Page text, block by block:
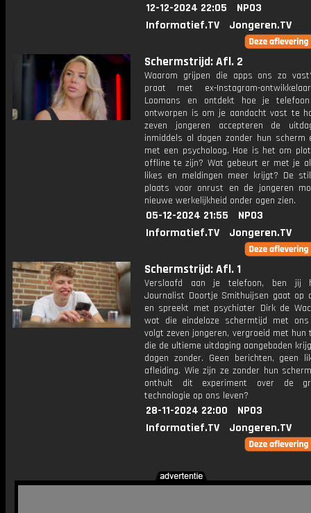
12-12-2024 22:05
NPO3
Informatief.TV
Jongeren.TV
Schermstrijd: Afl. 2
Waarom grijpen die apps ons zo
praat met ex-Instagram-
Loomans en ontdekt hoe je
ontworpen is om je aandacht vast te
zeven jongeren accepteren de
inmiddels al dagen zonder hun scherm
met een psycholoog. Hoe is het om
offline te zijn? Wat gebeurt er met je
likes en meldingen meer krijgt? De
plaats voor onrust en de jongeren
nieuwe werkelijkheid onder ogen zien.
05-12-2024 21:55
NPO3
Informatief.TV
Jongeren.TV
Schermstrijd: Afl. 1
Verslaafd aan je telefoon, ben jij
Journalist Doortje Smithuijsen gaat op
en spreekt met psychiater Dirk de
wat die eindeloze schermtijd met
volgt zeven jongeren, vergroeid met hun
die de ultieme uitdaging aangeboden
dagen zonder. Geen berichten, geen
afleiding. Wie zijn ze zonder hun
onthult dit experiment over de
technologie op ons leven?
28-11-2024 22:00
NPO3
Informatief.TV
Jongeren.TV